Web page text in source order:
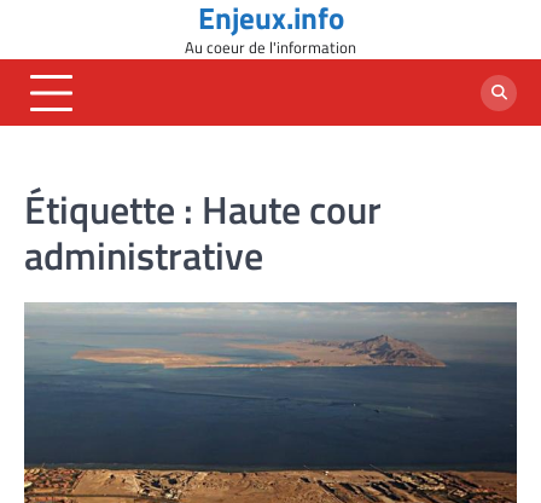
content
Enjeux.info
Au coeur de l'information
Étiquette : Haute cour
administrative